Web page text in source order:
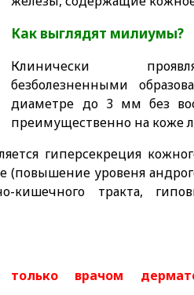
Как выглядят милиумы?
Клинически
безболезненными
диаметре до 3 мм без
преимущественно на коже
гиперсекреция
(повышение уровеня
кишечного тракта,
врачом